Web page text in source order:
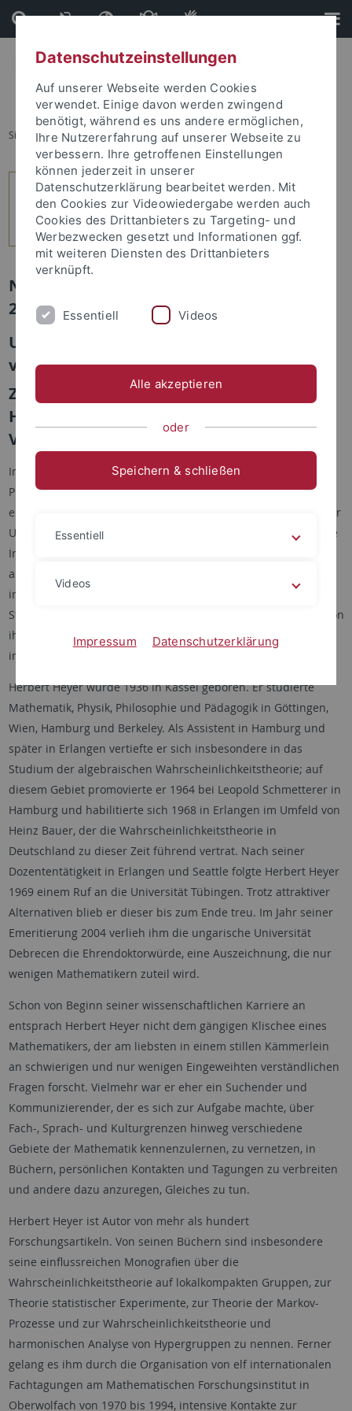
Direkt
zum
Inhalt
Direkt
zur
Fußleiste
Sie sind hier: Startseite ... 4
Newsletter Uni Tübingen aktuell Nr.
2/2018: Leute
Universalist der Mathematik mit
vielfältigen Interessensgebieten
Zum Tode von Professor Dr. Dr. h.c.
Herbert Heyer ein Nachruf von Michael
Voit und Martin Zerner
Im Februar 2018 verstarb unerwartet im Alter von 81 Jahren
Professor Dr. Dr. h.c. Herbert Heyer. Er hatte 35 Jahre lang
einen Lehrstuhl für Reine und Angewandte Mathematik an der
Universität Tübingen inne und hat das dortige Mathematische
Institut nachhaltig geprägt; bis zu seinem Lebensende war er
an diesem wissenschaftlich tätig. Herbert Heyer war ein
international führender Vertreter in seinem Fachgebiet, der
Stochastik. Verschiedene Teilgebiete der Stochastik wurden von
ihm durch zahlreiche Schriften und die Organisation vieler
internationaler Tagungen maßgeblich gestaltet.
Herbert Heyer wurde 1936 in Kassel geboren. Er studierte
Mathematik, Physik, Philosophie und Pädagogik in Göttingen,
Wien, Hamburg und Berkeley. Als Assistent in Hamburg und
später in Erlangen vertiefte er sich insbesondere in das
Studium der algebraischen Wahrscheinlichkeitstheorie; auf
diesem Gebiet promovierte er 1964 bei Leopold Schmetterer in
Hamburg und habilitierte sich 1968 in Erlangen im Umfeld von
Heinz Bauer, der die Wahrscheinlichkeitstheorie in
Deutschland zu dieser Zeit führend vertrat. Nach seiner
Dozententätigkeit in Erlangen und Seattle folgte Herbert Heyer
1969 einem Ruf an die Universität Tübingen. Trotz attraktiver
Alternativen blieb er dieser bis zum Ende treu. Im Jahr seiner
Emeritierung 2004 verlieh ihm die ungarische Universität
Debrecen die Ehrendoktorwürde, eine Auszeichnung, die nur
wenigen Mathematikern zuteil wird.
Schon von Beginn seiner wissenschaftlichen Karriere an
entsprach Herbert Heyer nicht dem gängigen Klischee eines
Mathematikers, der am liebsten in einem stillen Kämmerlein
an schwierigen und nur wenigen Eingeweihten verständlichen
Fragen forscht. Vielmehr war er eher ein Suchender und
Kommunizierender, der es sich zur Aufgabe machte, über
Fach-, Sprach- und Kulturgrenzen hinweg verschiedene
Gebiete der Mathematik kennenzulernen, zu vernetzen, in
Büchern, persönlichen Kontakten und Tagungen zu verbreiten
und andere dazu anzuregen, Gleiches zu tun.
Herbert Heyer ist Autor von mehr als hundert
Forschungsartikeln. Von seinen Büchern sind insbesondere
seine einflussreichen Monografien über die
Wahrscheinlichkeitstheorie auf lokalkompakten Gruppen, zur
Theorie statistischer Experimente, zur Theorie der Markov-
Prozesse und zur Wahrscheinlichkeitstheorie und
harmonischen Analyse von Hypergruppen zu nennen. Ferner
gelang es ihm durch die Organisation von elf internationalen
Fachtagungen am Mathematischen Forschungsinstitut in
Oberwolfach von 1970 bis 1994, intensive Kontakte zur
Datenschutzeinstellungen
Auf unserer Webseite werden Cookies
verwendet. Einige davon werden zwingend
benötigt, während es uns andere ermöglichen,
Ihre Nutzererfahrung auf unserer Webseite zu
verbessern. Ihre getroffenen Einstellungen
können jederzeit in unserer
Datenschutzerklärung bearbeitet werden. Mit
den Cookies zur Videowiedergabe werden auch
Cookies des Drittanbieters zu Targeting- und
Werbezwecken gesetzt und Informationen ggf.
mit weiteren Diensten des Drittanbieters
verknüpft.
Essentiell Videos
Alle akzeptieren
oder
Speichern & schließen
Essentiell
Videos
Impressum Datenschutzerklärung